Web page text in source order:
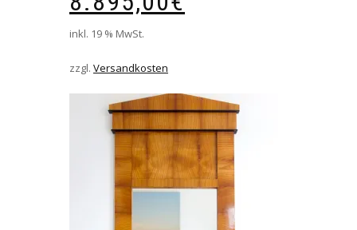
inkl. 19 % MwSt.
zzgl. Versandkosten